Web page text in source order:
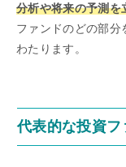
分析や将来の予測
ファンドのどの部分
わたります。
代表的な投資フ